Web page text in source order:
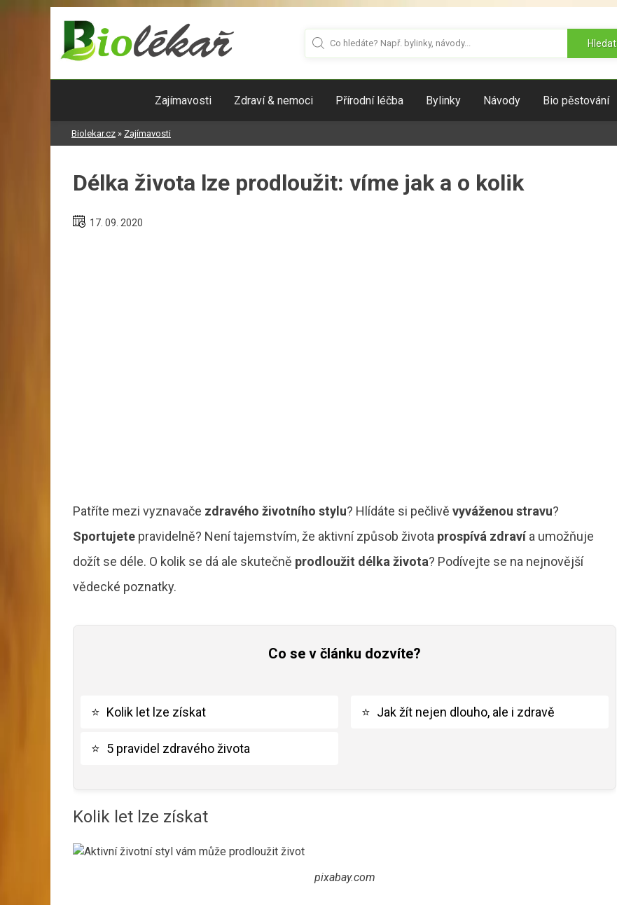
Hledat
Zajímavosti Zdraví & nemoci Přírodní léčba Bylinky Návody Bio pěstování
Biolekar.cz » Zajímavosti
Délka života lze prodloužit: víme jak a o kolik
17. 09. 2020
Patříte mezi vyznavače zdravého životního stylu? Hlídáte si pečlivě vyváženou stravu?
Sportujete pravidelně? Není tajemstvím, že aktivní způsob života prospívá zdravía umožňuje
dožít se déle. O kolik se dá ale skutečně prodloužit délka života? Podívejte se na nejnovější
vědecké poznatky.
Co se v článku dozvíte?
⭐ Kolik let lze získat
⭐ 5 pravidel zdravého života
⭐ Jak žít nejen dlouho, ale i zdravě
Kolik let lze získat
pixabay.com